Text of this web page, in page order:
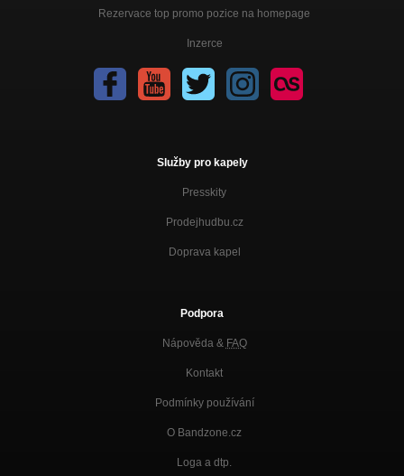
Rezervace top promo pozice na homepage
Inzerce
Služby pro kapely
Presskity
Prodejhudbu.cz
Doprava kapel
Podpora
Nápověda & FAQ
Kontakt
Podmínky používání
O Bandzone.cz
Loga a dtp.